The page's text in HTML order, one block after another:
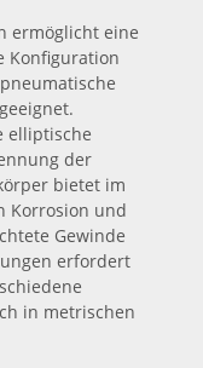
ermöglicht eine
Konfiguration
elliptische
der
bietet im
Korrosion und
Gewinde
erfordert
in metrischen